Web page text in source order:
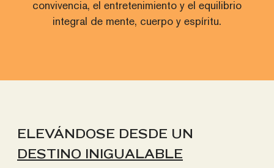
Niveles 16-17
Cocina equipada abierta
Área de lavado
convivencia, el entretenimiento y el equilibrio
integral de mente, cuerpo y espíritu.
ELEVÁNDOSE DESDE UN
DESTINO INIGUALABLE